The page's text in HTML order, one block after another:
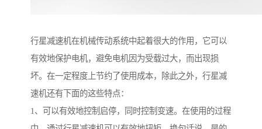
行星减速机在机械传动系统中起着很大的作用，它可以
有效地保护电机，避免电机因为受载过大，而出现损
坏。在一定程度上节约了使用成本，除此之外，行星减
速机还有下面的这些特点：
1、可以有效地控制启停，同时控制变速。在使用的过程